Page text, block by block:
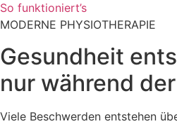
So funktioniert’s
MODERNE PHYSIOTHERAPIE
Gesundheit
nur während
Viele Beschwerden entstehen